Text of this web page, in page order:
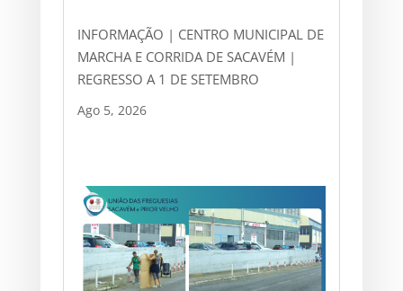
INFORMAÇÃO | CENTRO MUNICIPAL DE
MARCHA E CORRIDA DE SACAVÉM |
REGRESSO A 1 DE SETEMBRO
Ago 5, 2026